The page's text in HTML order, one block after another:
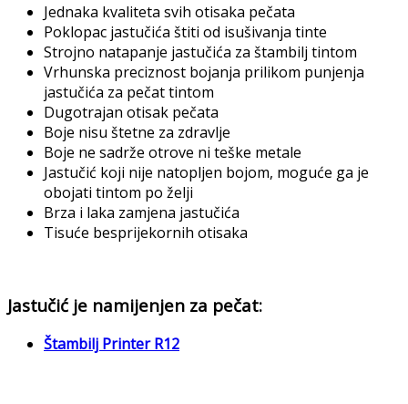
Jednaka kvaliteta svih otisaka pečata
Poklopac jastučića štiti od isušivanja tinte
Strojno natapanje jastučića za štambilj tintom
Vrhunska preciznost bojanja prilikom punjenja
jastučića za pečat tintom
Dugotrajan otisak pečata
Boje nisu štetne za zdravlje
Boje ne sadrže otrove ni teške metale
Jastučić koji nije natopljen bojom, moguće ga je
obojati tintom po želji
Brza i laka zamjena jastučića
Tisuće besprijekornih otisaka
Jastučić je namijenjen za pečat:
Štambilj Printer R12